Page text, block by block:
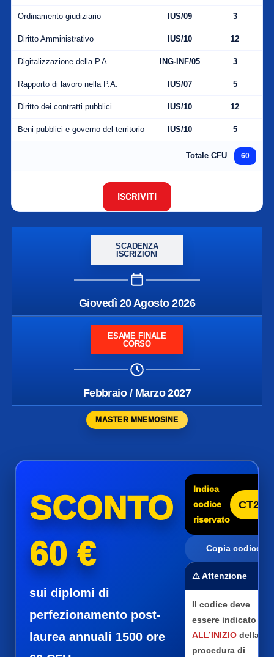
Ordinamento giudiziario IUS/09 3
Diritto Amministrativo IUS/10 12
Digitalizzazione della P.A. ING-INF/05 3
Rapporto di lavoro nella P.A. IUS/07 5
Diritto dei contratti pubblici IUS/10 12
Beni pubblici e governo del territorio IUS/10 5
Totale CFU 60
ISCRIVITI
SCADENZA
ISCRIZIONI
Giovedì 20 Agosto 2026
ESAME FINALE
CORSO
Febbraio / Marzo 2027
MASTER MNEMOSINE
SCONTO
60 €
sui diplomi di
perfezionamento post-
laurea annuali 1500 ore
Indica
codice
riservato
CT25
Copia codice
⚠️ Attenzione
Il codice deve
essere indicato
ALL’INIZIO della
procedura di